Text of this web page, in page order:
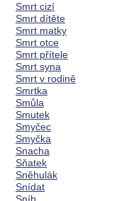
Smrt cizí
Smrt dítěte
Smrt matky
Smrt otce
Smrt přítele
Smrt syna
Smrt v rodině
Smrtka
Smůla
Smutek
Smyčec
Smyčka
Snacha
Sňatek
Sněhulák
Snídat